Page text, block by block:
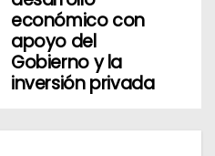
económico con
apoyo del
Gobierno y la
inversión privada